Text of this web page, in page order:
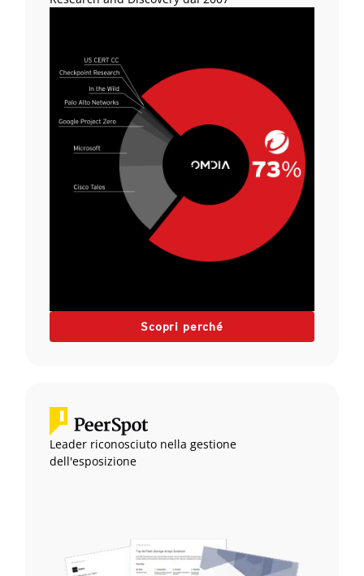
Scopri perché
Leader riconosciuto nella gestione
dell'esposizione